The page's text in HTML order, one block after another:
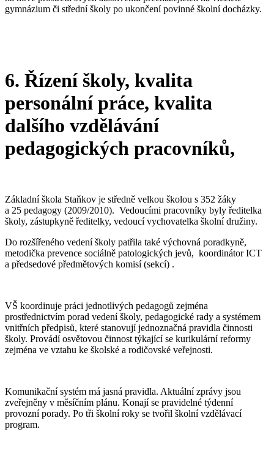
gymnázium či střední školy po ukončení povinné školní docházky.
6. Řízení školy, kvalita
personální práce, kvalita
dalšího vzdělávání
pedagogických pracovníků,
Základní škola Staňkov je středně velkou školou s 352 žáky
a 25 pedagogy (2009/2010). Vedoucími pracovníky byly ředitelka
školy, zástupkyně ředitelky, vedoucí vychovatelka školní družiny.
Do rozšířeného vedení školy patřila také výchovná poradkyně,
metodička prevence sociálně patologických jevů, koordinátor ICT
a předsedové předmětových komisí (sekcí) .
VŠ koordinuje práci jednotlivých pedagogů zejména
prostřednictvím porad vedení školy, pedagogické rady a systémem
vnitřních předpisů, které stanovují jednoznačná pravidla činnosti
školy. Provádí osvětovou činnost týkající se kurikulární reformy
zejména ve vztahu ke školské a rodičovské veřejnosti.
Komunikační systém má jasná pravidla. Aktuální zprávy jsou
zveřejněny v měsíčním plánu. Konají se pravidelné týdenní
provozní porady. Po tři školní roky se tvořil školní vzdělávací
program.